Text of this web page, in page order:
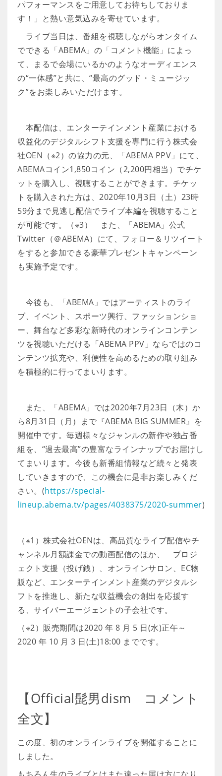
パフォーマンスをご用意してお待ちしておりま
す！」と熱い意気込みを寄せています。
ライブ当日は、番組を視聴しながらオンタイム
でできる「ABEMA」の「コメント機能」によっ
て、まるで会場にいるかのようなオーディエンス
の“一体感”と共に、“最高のグッド・ミュージッ
ク”をお楽しみいただけます。
本配信は、エンターテインメント産業における
収益化のデジタルシフト支援を専門に行う株式会
社OEN（※2）の協力の元、「ABEMA PPV」にて、
ABEMAコイン1,850コイン（2,200円相当）でチケ
ットを購入し、視聴することができます。チケッ
トを購入された方は、2020年10月3日（土）23時
59分まで見逃し配信でライブ本編を視聴すること
が可能です。（※3） また、「ABEMA」公式
Twitter（＠ABEMA）にて、フォロー＆リツイート
をすると参加できる豪華プレゼントキャンペーン
も実施予定です。
今後も、「ABEMA」ではアーティストのライ
ブ、イベント、スポーツ興行、ファッションショ
ー、舞台など多彩な新時代のオンラインコンテン
ツを視聴いただける「ABEMA PPV」ならではのコ
ンテンツ拡充や、利便性を高めるための取り組み
を積極的に行ってまいります。
また、「ABEMA」では2020年7月23日（木）か
ら8月31日（月）まで『ABEMA BIG SUMMER』を
開催中です。毎週様々なジャンルの新作や独占番
組を、“過去最高”の豊富なラインナップでお届けし
てまいります。今後も新番組情報など続々と発表
していきますので、この機会に是非お楽しみくだ
さい。(https://special-
lineup.abema.tv/pages/4038375/2020-summer)
（※1）株式会社OENは、高品質なライブ配信やチ
ャンネル月額課金での動画配信のほか、 プロジ
ェクト支援（投げ銭）、オンラインサロン、EC物
販など、エンターテインメント産業のデジタルシ
フトを推進し、新たな収益機会の創出を応援す
る、サイバーエージェントの子会社です。
（※2）販売期間は2020 年 8 月 5 日(水)正午～
2020 年 10 月 3 日(土)18:00 までです。
【Official髭男dism コメント
全文】
この度、初のオンラインライブを開催することに
しました。